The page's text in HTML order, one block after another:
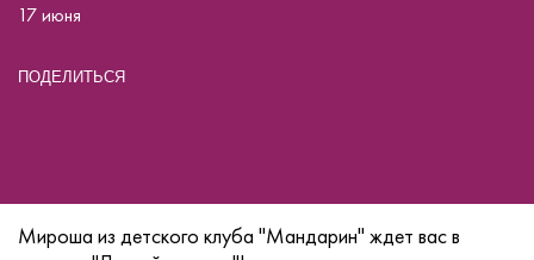
17 июня
ПОДЕЛИТЬСЯ
Мироша из детского клуба "Мандарин" ждет вас в